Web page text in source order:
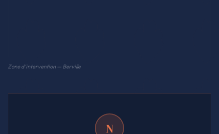
Zone d'intervention — Berville
N